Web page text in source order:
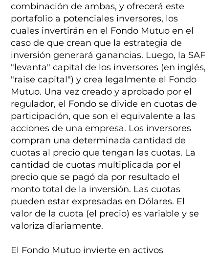
combinación de ambas, y ofrecerá este
portafolio a potenciales inversores, los
cuales invertirán en el Fondo Mutuo en el
caso de que crean que la estrategia de
inversión generará ganancias. Luego, la SAF
"levanta" capital de los inversores (en inglés,
"raise capital") y crea legalmente el Fondo
Mutuo. Una vez creado y aprobado por el
regulador, el Fondo se divide en cuotas de
participación, que son el equivalente a las
acciones de una empresa. Los inversores
compran una determinada cantidad de
cuotas al precio que tengan las cuotas. La
cantidad de cuotas multiplicada por el
precio que se pagó da por resultado el
monto total de la inversión. Las cuotas
pueden estar expresadas en Dólares. El
valor de la cuota (el precio) es variable y se
valoriza diariamente.
El Fondo Mutuo invierte en activos